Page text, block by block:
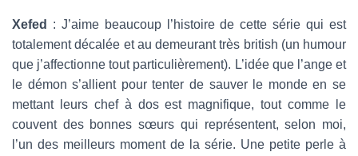
Xefed
: J’aime beaucoup l’histoire de cette série qui est
totalement décalée et au demeurant très british (un humour
que j’affectionne tout particulièrement). L’idée que l’ange et
le démon s’allient pour tenter de sauver le monde en se
mettant leurs chef à dos est magnifique, tout comme le
couvent des bonnes sœurs qui représentent, selon moi,
l’un des meilleurs moment de la série. Une petite perle à